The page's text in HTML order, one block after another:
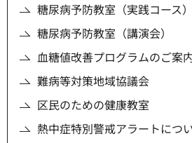
糖尿病予防教室（実践コース）
糖尿病予防教室（講演会）
血糖値改善プログラムのご案
難病等対策地域協議会
区民のための健康教室
熱中症特別警戒アラートにつ